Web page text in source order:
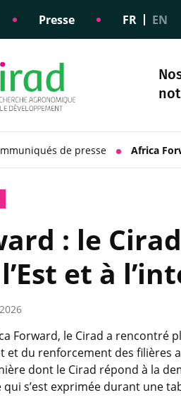
Presse FR EN
Appui à la diplomatie
scientifique
Responsabilité
sociétale
de presse Africa
: le
et à
Forward, le Cirad a
et du renforcement des filières
dont le Cirad répond à la
s’est exprimée durant une